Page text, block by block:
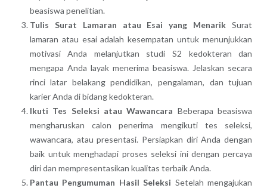
beasiswa penelitian.
Tulis Surat Lamaran atau Esai yang Menarik Surat
lamaran atau esai adalah kesempatan untuk menunjukkan
motivasi Anda melanjutkan studi S2 kedokteran dan
mengapa Anda layak menerima beasiswa. Jelaskan secara
rinci latar belakang pendidikan, pengalaman, dan tujuan
karier Anda di bidang kedokteran.
Ikuti Tes Seleksi atau Wawancara Beberapa beasiswa
mengharuskan calon penerima mengikuti tes seleksi,
wawancara, atau presentasi. Persiapkan diri Anda dengan
baik untuk menghadapi proses seleksi ini dengan percaya
diri dan mempresentasikan kualitas terbaik Anda.
Pantau Pengumuman Hasil Seleksi Setelah mengajukan